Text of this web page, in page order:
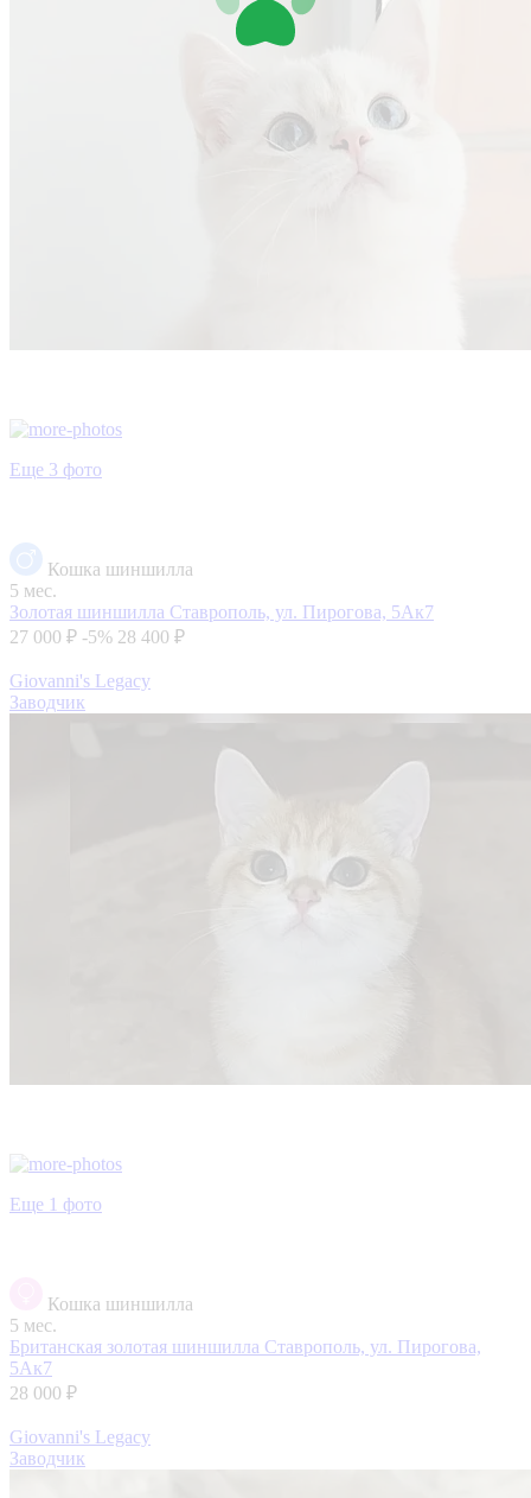
Еще 3 фото
Кошка шиншилла
5 мес.
Золотая шиншилла Ставрополь, ул. Пирогова, 5Ак7
27 000 ₽ -5% 28 400 ₽
Giovanni's Legacy
Заводчик
Еще 1 фото
Кошка шиншилла
5 мес.
Британская золотая шиншилла Ставрополь, ул. Пирогова,
5Ак7
28 000 ₽
Giovanni's Legacy
Заводчик